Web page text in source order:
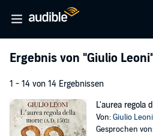
Ergebnis von "Giulio
1 - 14 von 14 Ergebnissen
L'aurea regola
Von:Giulio Leoni
Gesprochen